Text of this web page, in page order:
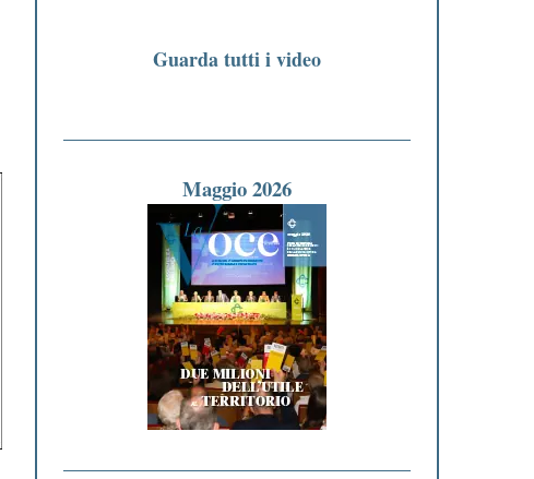
Guarda tutti i video
Maggio 2026